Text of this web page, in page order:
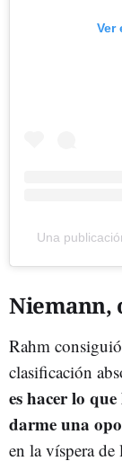
Ver
Una
Niemann,
Rahm
clasificación
es hacer lo
darme una
en la víspera